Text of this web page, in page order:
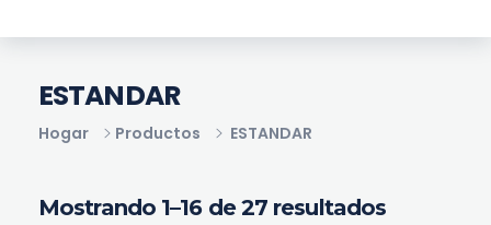
TIENDA
Hogar Productos ESTANDAR
ESTANDAR
Mostrando 1–16 de 27 resultados